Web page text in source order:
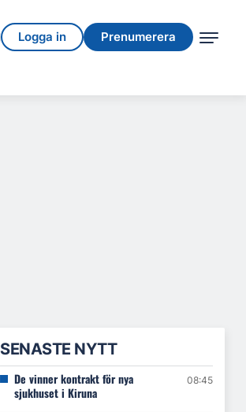
Logga in Prenumerera
Logga in Prenumerera
SENASTE NYTT
De vinner kontrakt för nya
sjukhuset i Kiruna
08:45